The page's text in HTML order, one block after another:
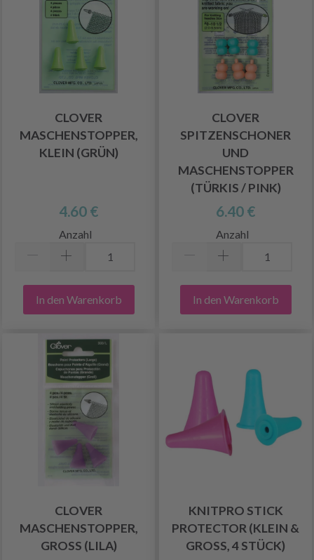
CLOVER
MASCHENSTOPPER,
KLEIN (GRÜN)
4.60 €
Anzahl
In den Warenkorb
CLOVER
SPITZENSCHONER
UND
MASCHENSTOPPER
(TÜRKIS / PINK)
6.40 €
Anzahl
In den Warenkorb
CLOVER
MASCHENSTOPPER,
GROSS (LILA)
KNITPRO STICK
PROTECTOR (KLEIN &
GROSS, 4 STÜCK)